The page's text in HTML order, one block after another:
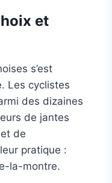
et
s’est
Les cyclistes
des dizaines
de jantes
de
pratique :
la-montre.